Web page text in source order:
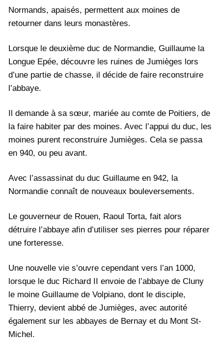
Normands, apaisés, permettent aux moines de
retourner dans leurs monastères.
Lorsque le deuxième duc de Normandie, Guillaume la
Longue Epée, découvre les ruines de Jumièges lors
d’une partie de chasse, il décide de faire reconstruire
l’abbaye.
Il demande à sa sœur, mariée au comte de Poitiers, de
la faire habiter par des moines. Avec l’appui du duc, les
moines purent reconstruire Jumièges. Cela se passa
en 940, ou peu avant.
Avec l’assassinat du duc Guillaume en 942, la
Normandie connaît de nouveaux bouleversements.
Le gouverneur de Rouen, Raoul Torta, fait alors
détruire l’abbaye afin d’utiliser ses pierres pour réparer
une forteresse.
Une nouvelle vie s’ouvre cependant vers l’an 1000,
lorsque le duc Richard II envoie de l’abbaye de Cluny
le moine Guillaume de Volpiano, dont le disciple,
Thierry, devient abbé de Jumièges, avec autorité
également sur les abbayes de Bernay et du Mont St-
Michel.